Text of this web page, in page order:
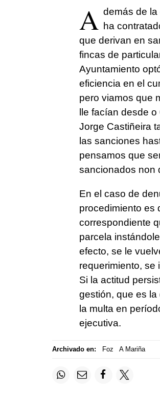
A demás de
ha
que derivan en
fincas de
Ayuntamiento
eficiencia en el
pero viamos que
lle facían desde
Jorge Castiñeira
las sanciones
pensamos que
sancionados non
En el caso de
procedimiento es
correspondiente
parcela
efecto, se le
requerimiento, se
Si la actitud
gestión, que es
la multa en
ejecutiva.
Archivado en: Foz A Mariña